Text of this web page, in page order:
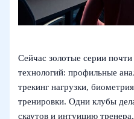
Сейчас золотые серии
технологий: профильные
трекинг нагрузки,
тренировки. Одни клубы
скаутов и интуицию